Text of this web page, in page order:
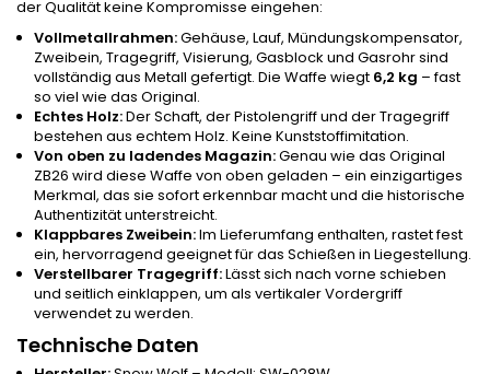
der Qualität keine Kompromisse eingehen:
Vollmetallrahmen:Gehäuse, Lauf, Mündungskompensator,
Zweibein, Tragegriff, Visierung, Gasblock und Gasrohr sind
vollständig aus Metall gefertigt. Die Waffe wiegt 6,2 kg – fast
so viel wie das Original.
Echtes Holz:Der Schaft, der Pistolengriff und der Tragegriff
bestehen aus echtem Holz. Keine Kunststoffimitation.
Von oben zu ladendes Magazin:Genau wie das Original
ZB26 wird diese Waffe von oben geladen – ein einzigartiges
Merkmal, das sie sofort erkennbar macht und die historische
Authentizität unterstreicht.
Klappbares Zweibein:Im Lieferumfang enthalten, rastet fest
ein, hervorragend geeignet für das Schießen in Liegestellung.
Verstellbarer Tragegriff:Lässt sich nach vorne schieben
und seitlich einklappen, um als vertikaler Vordergriff
verwendet zu werden.
Technische Daten